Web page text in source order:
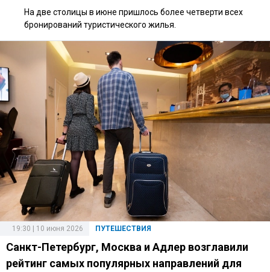
На две столицы в июне пришлось более четверти всех
бронирований туристического жилья.
ПУТЕШЕСТВИЯ
19:30 | 10 июня 2026
Санкт-Петербург, Москва и Адлер возглавили
рейтинг самых популярных направлений для